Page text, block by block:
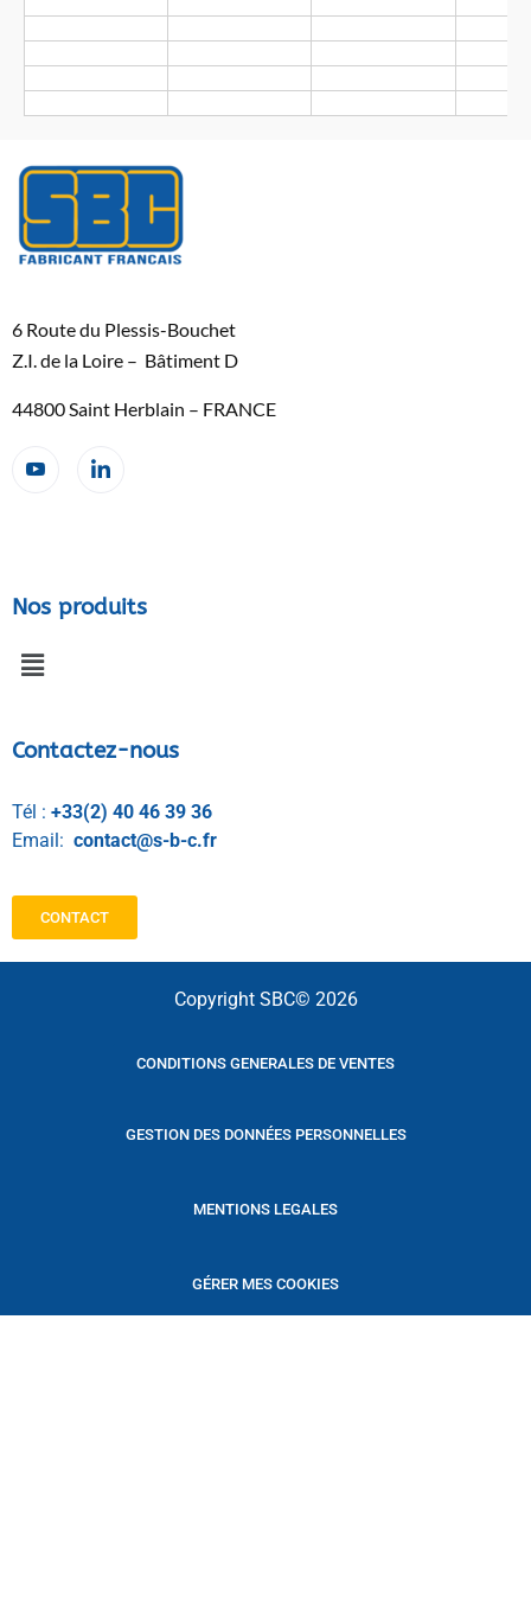
6 Route du Plessis-Bouchet
Z.I. de la Loire – Bâtiment D
44800 Saint Herblain – FRANCE
Nos produits
Contactez-nous
Tél : +33(2) 40 46 39 36
Email: contact@s-b-c.fr
CONTACT
Copyright SBC© 2026
CONDITIONS GENERALES DE VENTES
GESTION DES DONNÉES PERSONNELLES
MENTIONS LEGALES
GÉRER MES COOKIES